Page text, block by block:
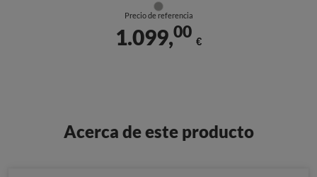
Precio de referencia
1.099,00
€
Acerca de este producto